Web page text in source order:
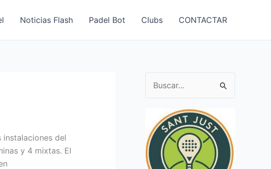
Noticias Flash Padel Bot Clubs CONTACTAR
instalaciones del
y 4 mixtas. El
u
a
r